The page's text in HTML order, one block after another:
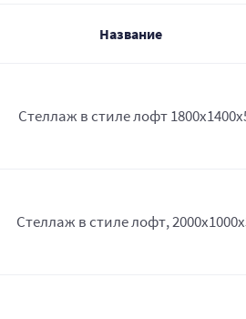
Название
Стеллаж в стиле лофт
Стеллаж в стиле лофт,